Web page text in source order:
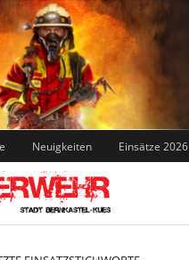
Neuigkeiten Einsätze 2026